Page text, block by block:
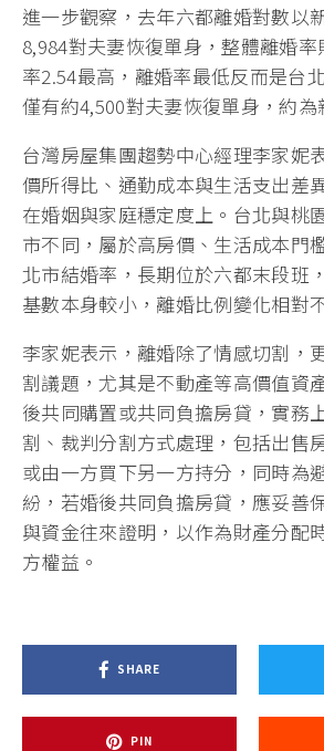
進一步觀察，去年六都離婚對數以
8,984對夫妻恢復單身，整體離婚
率2.54最高，離婚率最低反而是台
僅有約4,500對夫妻恢復單身，約為
台灣房屋集團趨勢中心經理李家妮
價所得比、通勤成本與生活支出差
在婚姻與家庭穩定度上。台北與桃
市不同，屬於高房價、生活成本門
北市結婚率，長期位於六都末段班
基數本身較小，離婚比例變化相對
李家妮表示，離婚除了情感切割，
割議題，尤其是不動產等高價值資
後共同購置或共同負擔房貸，實務
割、裁判分割方式處理，包括出售
或由一方買下另一方持分，同時為
紛，若婚後共同負擔房貸，應妥善
與資金往來證明，以作為財產分配
方權益。
SHARE
PIN